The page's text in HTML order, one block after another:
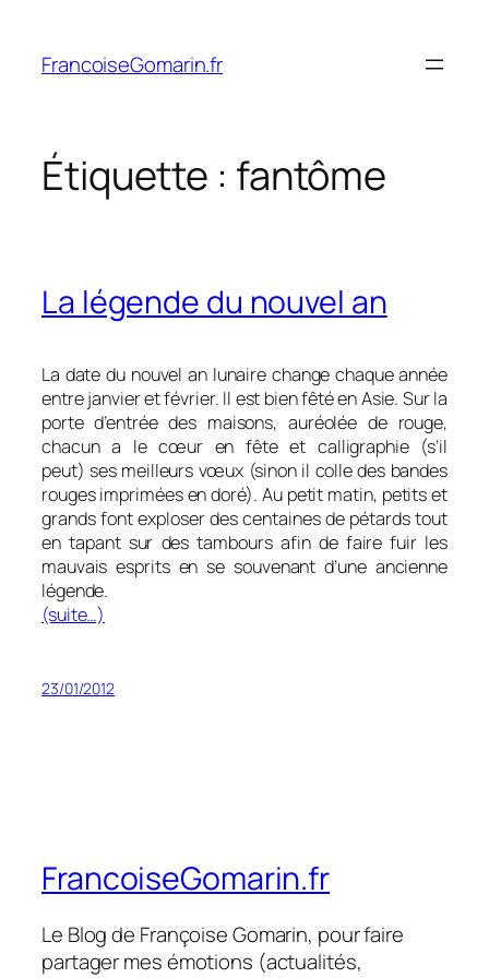
contenu
FrancoiseGomarin.fr
Étiquette : fantôme
La légende du nouvel an
La date du nouvel an lunaire change chaque année
entre janvier et février. Il est bien fêté en Asie. Sur la
porte d’entrée des maisons, auréolée de rouge,
chacun a le cœur en fête et calligraphie (s’il
peut) ses meilleurs vœux (sinon il colle des bandes
rouges imprimées en doré). Au petit matin, petits et
grands font exploser des centaines de pétards tout
en tapant sur des tambours afin de faire fuir les
mauvais esprits en se souvenant d’une ancienne
légende.
(suite…)
23/01/2012
FrancoiseGomarin.fr
Le Blog de Françoise Gomarin, pour faire
partager mes émotions (actualités,